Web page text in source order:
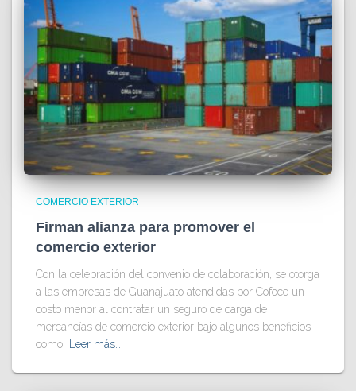
COMERCIO EXTERIOR
Firman alianza para promover el
comercio exterior
Con la celebración del convenio de colaboración, se otorga
a las empresas de Guanajuato atendidas por Cofoce un
costo menor al contratar un seguro de carga de
mercancías de comercio exterior bajo algunos beneficios
como, Leer más…